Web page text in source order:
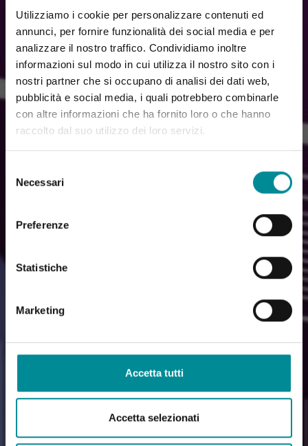
Utilizziamo i cookie per personalizzare contenuti ed
annunci, per fornire funzionalità dei social media e per
analizzare il nostro traffico. Condividiamo inoltre
informazioni sul modo in cui utilizza il nostro sito con i
nostri partner che si occupano di analisi dei dati web,
pubblicità e social media, i quali potrebbero combinarle
con altre informazioni che ha fornito loro o che hanno
raccolto dal suo utilizzo dei loro servizi.
delNecessari
Preferenze
Statistiche
Marketing
Accetta tutti
Accetta selezionati